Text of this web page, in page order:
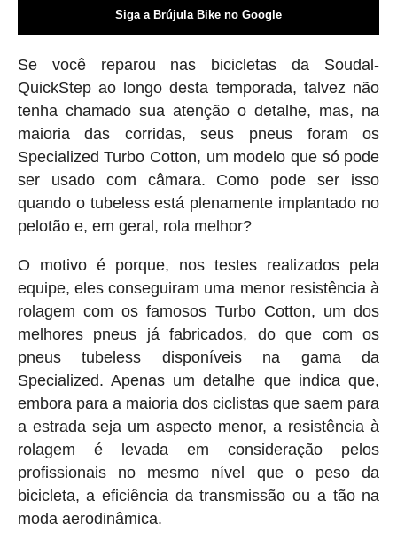
Siga a Brújula Bike no Google
Se você reparou nas bicicletas da Soudal-
QuickStep ao longo desta temporada, talvez não
tenha chamado sua atenção o detalhe, mas, na
maioria das corridas, seus pneus foram os
Specialized Turbo Cotton, um modelo que só pode
ser usado com câmara. Como pode ser isso
quando o tubeless está plenamente implantado no
pelotão e, em geral, rola melhor?
O motivo é porque, nos testes realizados pela
equipe, eles conseguiram uma menor resistência à
rolagem com os famosos Turbo Cotton, um dos
melhores pneus já fabricados, do que com os
pneus tubeless disponíveis na gama da
Specialized. Apenas um detalhe que indica que,
embora para a maioria dos ciclistas que saem para
a estrada seja um aspecto menor, a resistência à
rolagem é levada em consideração pelos
profissionais no mesmo nível que o peso da
bicicleta, a eficiência da transmissão ou a tão na
moda aerodinâmica.